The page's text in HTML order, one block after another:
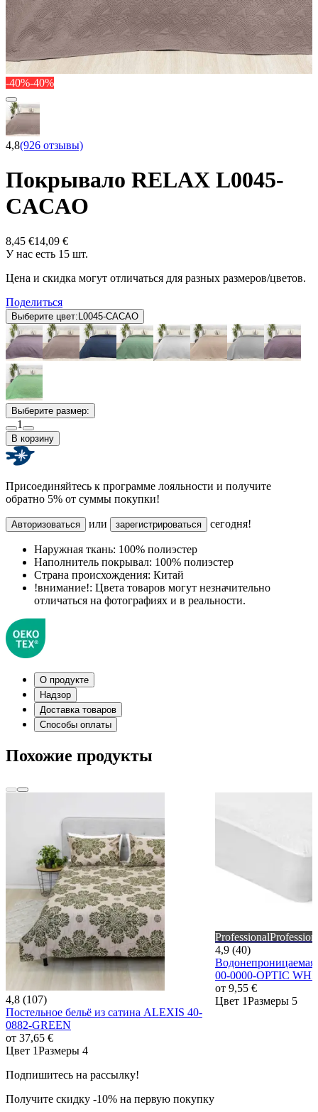
-40%-40%
4,8(926 отзывы)
Покрывало RELAX L0045-
CACAO
8,45 €14,09 €
У нас есть 15 шт.
Цена и скидка могут отличаться для разных размеров/цветов.
Поделиться
Выберите цвет: L0045-CACAO
Выберите размер:
1
В корзину
Присоединяйтесь к программе лояльности и получите
обратно 5% от суммы покупки!
Авторизоваться или зарегистрироваться сегодня!
Наружная ткань: 100% полиэстер
Наполнитель покрывал: 100% полиэстер
Страна происхождения: Китай
!внимание!: Цвета товаров могут незначительно
отличаться на фотографиях и в реальности.
О продукте
Надзор
Доставка товаров
Способы оплаты
Похожие продукты
4,8 (107)
Постельное бельё из сатина ALEXIS 40-
0882-GREEN
от 37,65 €
Цвет 1Размеры 4
Professional
4,9 (40)
00-0000-OPTIC
от 9,55 €
Цвет 1Размеры 5
Подпишитесь на рассылку!
Получите скидку -10% на первую покупку